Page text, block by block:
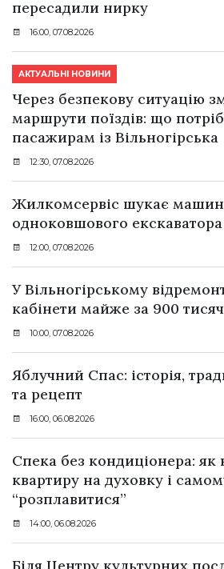
пересадили нирку
16:00, 07.08.2026
АКТУАЛЬНІ НОВИНИ
Через безпекову ситуацію
маршрути поїздів: що
пасажирам із Вільногірська
12:30, 07.08.2026
Жилкомсервіс шукає
одноковшового екскаватора
12:00, 07.08.2026
У Вільногірському
кабінети майже за 900
10:00, 07.08.2026
Яблучний Спас: історія,
та рецепт
16:00, 06.08.2026
Спека без кондиціонера: як
квартиру на духовку і
“розплавитися”
14:00, 06.08.2026